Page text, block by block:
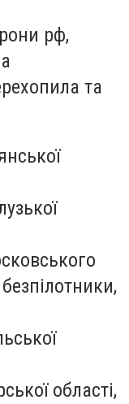
рф,
та
області,